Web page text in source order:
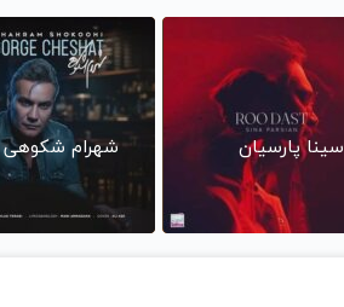
سینا پارسیان شهرام شکوهی